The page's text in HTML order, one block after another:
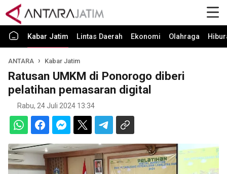
Kabar Jatim Lintas Daerah Ekonomi Olahraga
ANTARA Kabar Jatim
Ratusan UMKM di Ponorogo diberi
pelatihan pemasaran digital
Rabu, 24 Juli 2024 13:34